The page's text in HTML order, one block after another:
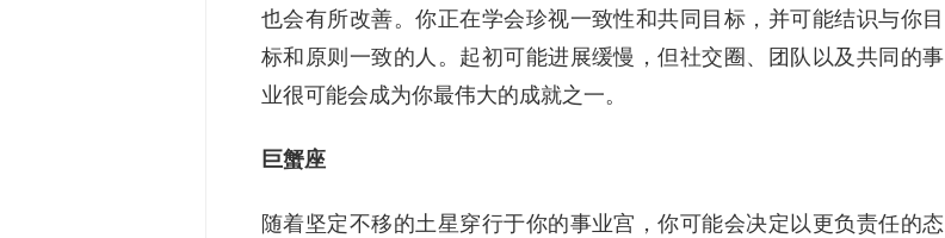
也会有所改善。你正在学会珍视一致性和共同目标，并可能结识与你目
标和原则一致的人。起初可能进展缓慢，但社交圈、团队以及共同的事
业很可能会成为你最伟大的成就之一。
巨蟹座
随着坚定不移的土星穿行于你的事业宫，你可能会决定以更负责任的态